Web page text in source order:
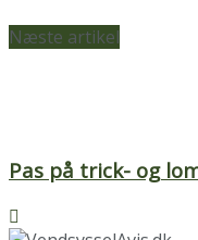
Næste artikel
Pas på trick- og